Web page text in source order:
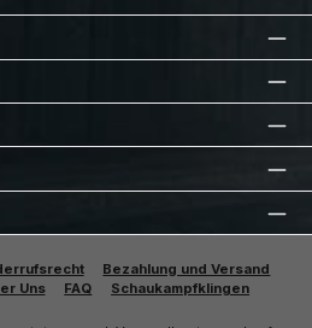
Bezahlung und Versand
Uns FAQ Schaukampfklingen